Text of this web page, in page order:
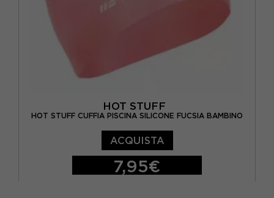
HOT STUFF
HOT STUFF CUFFIA PISCINA SILICONE FUCSIA BAMBINO
ACQUISTA
7,95€